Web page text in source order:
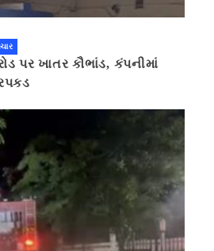
પર ખાતર કૌભાંડ, કંપનીમાં